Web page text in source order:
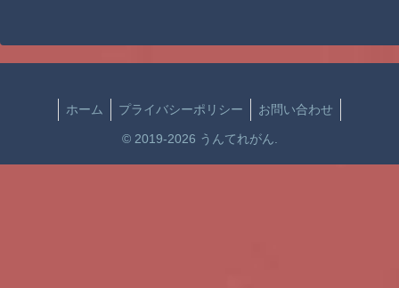
ホーム プライバシーポリシー お問い合わせ
© 2019-2026 うんてれがん.